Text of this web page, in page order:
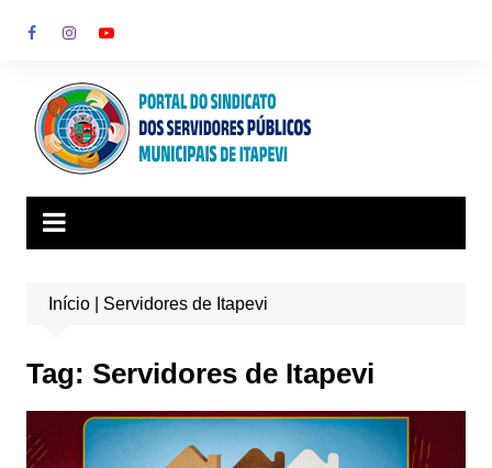
para
conteúdo
Início| Servidores de Itapevi
Tag: Servidores de Itapevi